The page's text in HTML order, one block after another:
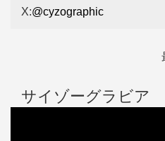
X:@cyzographic
サイゾーグラビア